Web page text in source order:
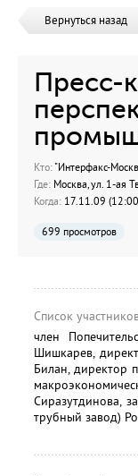
Вернуться назад
Пресс-
Кто: "Интерфакс-
Где: Москва, ул. 1-ая
Когда: 17.11.09
699 просмотров
Список
член
Шишкарев,
Билан, директор
Сиразутдинова,
трубный завод)